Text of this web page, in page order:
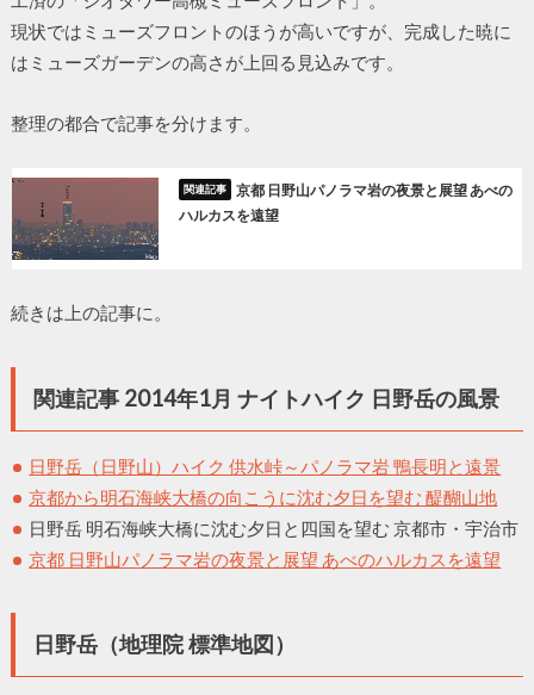
現状ではミューズフロントのほうが高いですが、完成した暁に
はミューズガーデンの高さが上回る見込みです。
整理の都合で記事を分けます。
京都 日野山パノラマ岩の夜景と展望 あべの
ハルカスを遠望
続きは上の記事に。
関連記事 2014年1月 ナイトハイク 日野岳の風景
日野岳（日野山）ハイク 供水峠～パノラマ岩 鴨長明と遠景
京都から明石海峡大橋の向こうに沈む夕日を望む 醍醐山地
日野岳 明石海峡大橋に沈む夕日と四国を望む 京都市・宇治市
京都 日野山パノラマ岩の夜景と展望 あべのハルカスを遠望
日野岳（地理院 標準地図）